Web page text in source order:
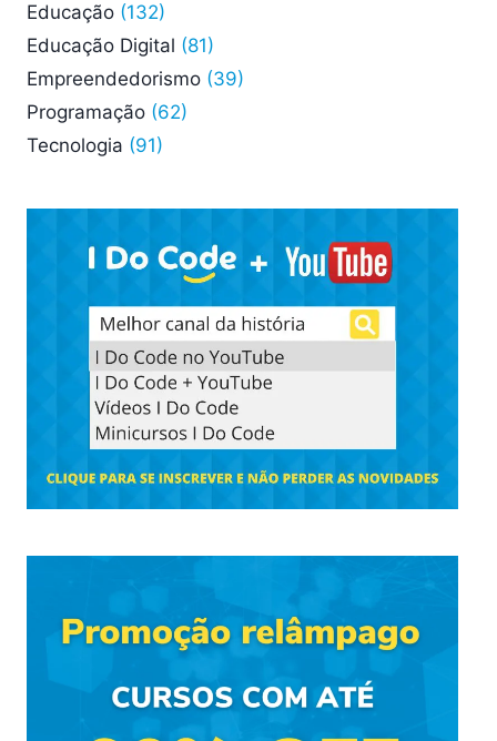
Educação (132)
Educação Digital (81)
Empreendedorismo (39)
Programação (62)
Tecnologia (91)